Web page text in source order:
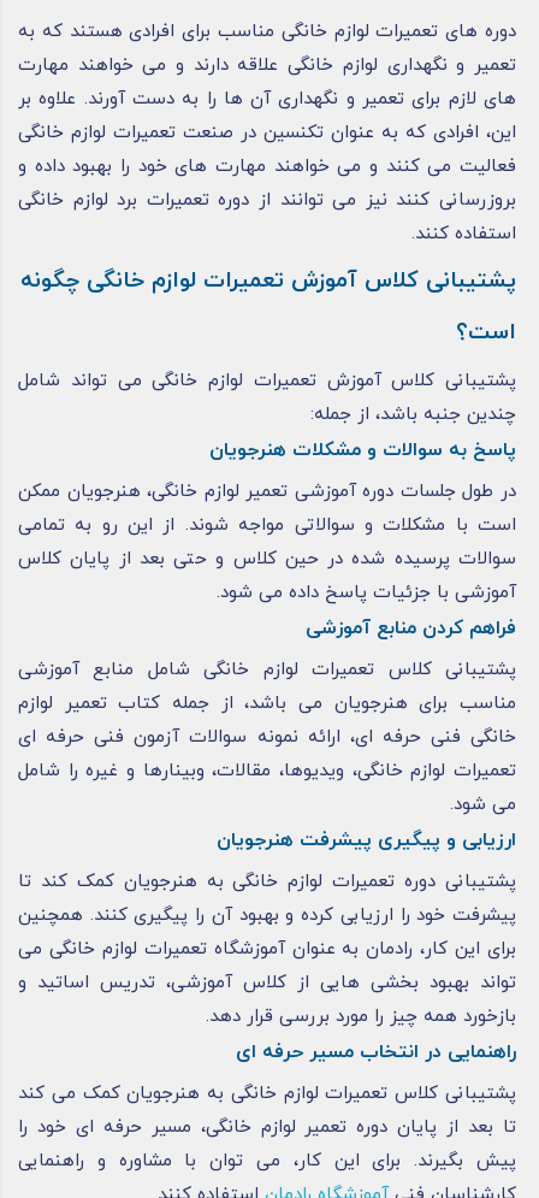
دوره های تعمیرات لوازم خانگی مناسب برای افرادی هستند که به
تعمیر و نگهداری لوازم خانگی علاقه دارند و می خواهند مهارت
های لازم برای تعمیر و نگهداری آن ها را به دست آورند. علاوه بر
این، افرادی که به عنوان تکنسین در صنعت تعمیرات لوازم خانگی
فعالیت می کنند و می خواهند مهارت های خود را بهبود داده و
بروزرسانی کنند نیز می توانند از دوره تعمیرات برد لوازم خانگی
استفاده کنند.
پشتیبانی کلاس آموزش تعمیرات لوازم خانگی چگونه
است؟
پشتیبانی کلاس آموزش تعمیرات لوازم خانگی می ‌تواند شامل
چندین جنبه باشد، از جمله:
پاسخ به سوالات و مشکلات هنرجویان
در طول جلسات دوره آموزشی تعمیر لوازم خانگی، هنرجویان ممکن
است با مشکلات و سوالاتی مواجه شوند. از این رو به تمامی
سوالات پرسیده شده در حین کلاس و حتی بعد از پایان کلاس
آموزشی با جزئیات پاسخ داده می شود.
فراهم کردن منابع آموزشی
پشتیبانی کلاس تعمیرات لوازم خانگی شامل منابع آموزشی
مناسب برای هنرجویان می باشد، از جمله کتاب تعمیر لوازم
خانگی فنی حرفه ای، ارائه نمونه سوالات آزمون فنی حرفه ای
تعمیرات لوازم خانگی، ویدیوها، مقالات، وبینارها و غیره را شامل
می شود.
ارزیابی و پیگیری پیشرفت هنرجویان
پشتیبانی دوره تعمیرات لوازم خانگی به هنرجویان کمک کند تا
پیشرفت خود را ارزیابی کرده و بهبود آن را پیگیری کنند. همچنین
برای این کار، رادمان به عنوان آموزشگاه تعمیرات لوازم خانگی می
تواند بهبود بخشی ‌هایی از کلاس آموزشی، تدریس اساتید و
بازخورد همه چیز را مورد بررسی قرار دهد.
راهنمایی در انتخاب مسیر حرفه‌ ای
پشتیبانی کلاس تعمیرات لوازم خانگی به هنرجویان کمک می کند
تا بعد از پایان دوره تعمیر لوازم خانگی، مسیر حرفه ‌ای خود را
پیش بگیرند. برای این کار، می ‌توان با مشاوره و راهنمایی